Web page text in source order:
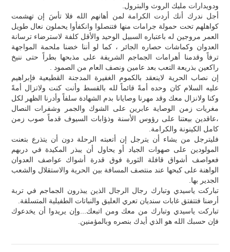
ودويدارات مليك الروث والبترول.
أجل ندرك أنك أردت الكرامة لمن أهانهم الله فلا تأسَ إن تهشمت
كواهلهم تحت حمولة جرامات منها فتنصلوا وانكفأوا يحملون نعال طويل
العمر مروجين له باعتباره السبيل الوحيد والأقل كلفة لاسترضاء ترسانة
العدوان وكماشات حصاره الجائر ، كما لو أننا خضنا ملحمة المواجهة
ترفاً وقدمنا أهرامات الجماجم الشريفة على مذبحها بطراً حتى ننيخ
راكعين بذريعة التعب بعد عامين ونصف العام من الصمود .
إن نصاب الحرية لاينعقد بالكموم الغفيرة المدجنة القطيعية فإبراهيم
عليه السلام كان وحده أمةً قائماً لله بالقسط وأنت كنت ولاتزال أمةً
وكنا ولانزال معك وقد مهرنا وصايانا بدم الشهادة سلفاً وأدرنا الظهر لكل
مغريات زمن الوصاية عابرين على الشوك والجمر وشفرات النصال
،عاقدين بيعتنا على رؤوس الأسنة وذؤابات السيوف قدماً صوب زمن
كامل الكينونة والكرامة.
فليترجل من يشاء أن يترجل إن أتعبته الرحلة دون أن يتذرع بتعنت
المولودين على صهوات الجياد أو يحاول أن يبذر المكيدة في دربهم
فعواصف أشواق قافلة الثورة فوق قدرة أشواك عواصف العدوان
الواهنة على كبحها عند منتصف المسافة بين الحرية والاستقلال والشعب
الجدير بها.
تباركت ياسيدي وتبارك رجال الرجال الذين يبذرون الجماجم في تربة
أرضنا فتتفتق غابات سنديان تعري العليق والنباتات الطفيلية المتسلقة.
تباركت ياسيدي وتبارك من معك ومن اتبعك...وإن يريدوا أن يخدعوك
فإن حسبك الله هو الذي أيدك بنصره وبالمؤمنين.